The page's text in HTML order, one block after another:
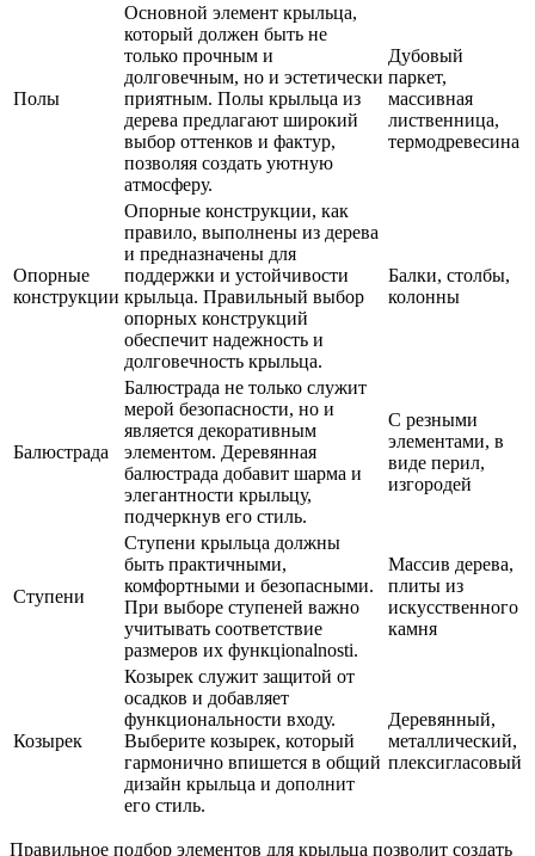
Полы
Основной элемент крыльца,
который должен быть не
только прочным и
долговечным, но и эстетически
приятным. Полы крыльца из
дерева предлагают широкий
выбор оттенков и фактур,
позволяя создать уютную
атмосферу.
Дубовый
паркет,
массивная
лиственница,
термодревесина
Опорные
конструкции
Опорные конструкции, как
правило, выполнены из дерева
и предназначены для
поддержки и устойчивости
крыльца. Правильный выбор
опорных конструкций
обеспечит надежность и
долговечность крыльца.
Балки, столбы,
колонны
Балюстрада
Балюстрада не только служит
мерой безопасности, но и
является декоративным
элементом. Деревянная
балюстрада добавит шарма и
элегантности крыльцу,
подчеркнув его стиль.
С резными
элементами, в
виде перил,
изгородей
Ступени
Ступени крыльца должны
быть практичными,
комфортными и безопасными.
При выборе ступеней важно
учитывать соответствие
размеров их функцionalnosti.
Массив дерева,
плиты из
искусственного
камня
Козырек
Козырек служит защитой от
осадков и добавляет
функциональности входу.
Выберите козырек, который
гармонично впишется в общий
дизайн крыльца и дополнит
его стиль.
Деревянный,
металлический,
плексигласовый
Правильное подбор элементов для крыльца позволит создать